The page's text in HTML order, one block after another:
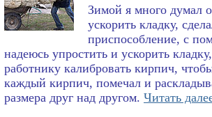
Зимой я много думал
ускорить кладку,
приспособление, с
надеюсь упростить и ускорить
работнику калибровать кирпич,
каждый кирпич, помечал и
размера друг над другом. Читать